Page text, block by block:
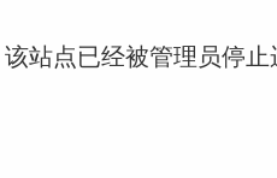
站点已经被管理员停